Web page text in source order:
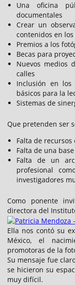
Una oficina
documentales
Crear un
contenidos en
Premios a los
Becas para
Nuevos medios
calles
Inclusión en los
básicos para la
Sistemas de
Que pretenden ser
Falta de recursos
Falta de una
Falta de un
profesional
investigadores
Como ponente
directora del
Ella nos contó su
México, el
promotoras de la
Su mensaje fue
se hicieron su
muy difícil.